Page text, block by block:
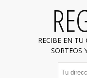
RECIBE EN TU
SORTEOS